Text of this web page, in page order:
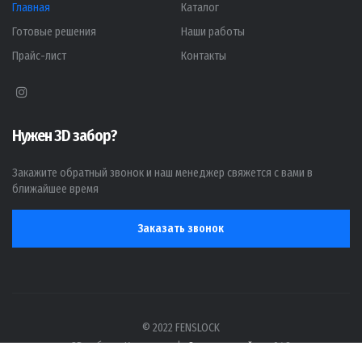
Главная
Каталог
Готовые решения
Наши работы
Прайс-лист
Контакты
Нужен 3D забор?
Закажите обратный звонок и наш менеджер свяжется с вами в
ближайшее время
Заказать звонок
© 2022 FENSLOCK
3D заборы Кострома | Создание сайта -048